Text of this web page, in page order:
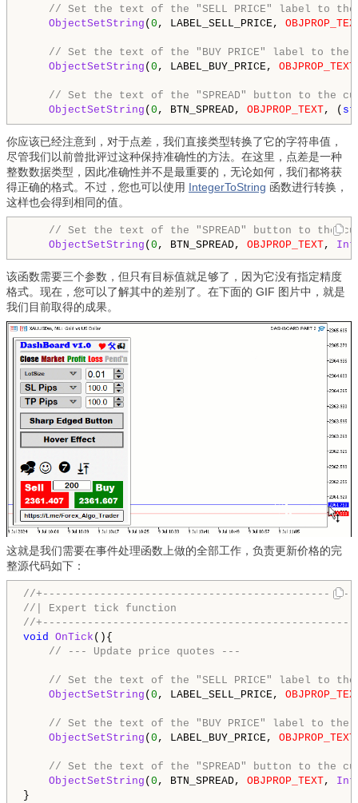
// Set the text of the "SELL PRICE" label to
ObjectSetString (0 , LABEL_SELL_PRICE,
// Set the text of the "BUY PRICE" label to the
ObjectSetString (0 , LABEL_BUY_PRICE, OBJPROP_TEXT
// Set the text of the "SPREAD" button to the
ObjectSetString (0 , BTN_SPREAD, OBJPROP_TEXT, (
你应该已经注意到，对于点差，我们直接类型转换了它的字符串值，
尽管我们以前曾批评过这种保持准确性的方法。在这里，点差是一种
整数数据类型，因此准确性并不是最重要的，无论如何，我们都将获
得正确的格式。不过，您也可以使用 IntegerToString 函数进行转换，
这样也会得到相同的值。
// Set the text of the "SPREAD" button to the
ObjectSetString (0 , BTN_SPREAD, OBJPROP_TEXT,
该函数需要三个参数，但只有目标值就足够了，因为它没有指定精度
格式。现在，您可以了解其中的差别了。在下面的 GIF 图片中，就是
我们目前取得的成果。
这就是我们需要在事件处理函数上做的全部工作，负责更新价格的完
整源代码如下：
//
//| Expert tick function
//
void OnTick (){
// --- Update price quotes ---
// Set the text of the "SELL PRICE" label to
ObjectSetString ( 0 , LABEL_SELL_PRICE,
// Set the text of the "BUY PRICE" label to the
ObjectSetString ( 0 , LABEL_BUY_PRICE, OBJPROP_TEXT
// Set the text of the "SPREAD" button to the
ObjectSetString ( 0 , BTN_SPREAD, OBJPROP_TEXT,